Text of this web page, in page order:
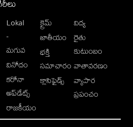
Lokal
-
మగువ
వినోదం
కరోనా
అప్‌డేట్స్
రాజకీయం
క్రైమ్
జాతీయం
భక్తి
సమాచారం
క్లాసిఫైడ్స్
విద్య
రైతు
కుటుంబం
వాతావరణం
వ్యాపార
ప్రపంచం